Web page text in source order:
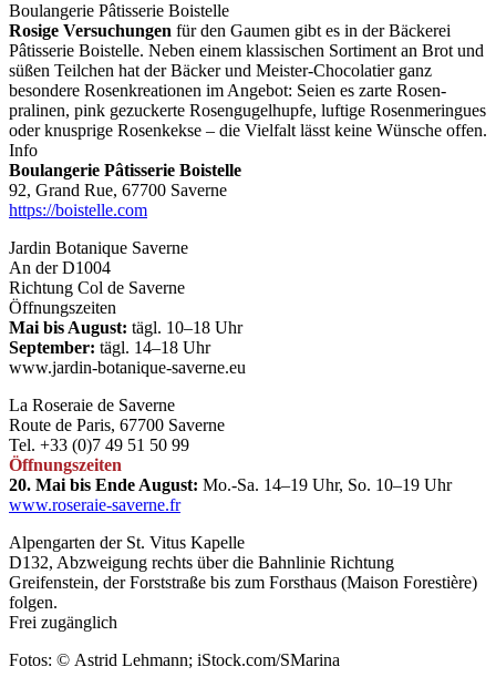
Boulangerie Pâtisserie Boistelle
Rosige Versuchungen für den Gaumen gibt es in der Bäckerei
Pâtisserie Boistelle. Neben einem klassischen Sortiment an Brot und
süßen Teilchen hat der Bäcker und Meister-­Chocolatier ganz
besondere Rosenkreationen im Angebot: Seien es zarte Rosen­
pralinen, pink gezuckerte Rosengugelhupfe, luftige Rosenmeringues
oderknusprige Rosenkekse – die Vielfalt lässt keine Wünsche offen.
Info
Boulangerie Pâtisserie Boistelle
92, Grand Rue, 67700 Saverne
https://boistelle.com
Jardin Botanique Saverne
An der D1004
Richtung Col de Saverne
Öffnungszeiten
Mai bis August: tägl. 10–18 Uhr
September: tägl. 14–18 Uhr
www.jardin-botanique-saverne.eu
La Roseraie de Saverne
Route de Paris, 67700 Saverne
Tel. +33 (0)7 49 51 50 99
Öffnungszeiten
20. Mai bis Ende August: Mo.-Sa. 14–19 Uhr, So. 10–19 Uhr
www.roseraie-saverne.fr
Alpengarten der St. Vitus Kapelle
D132, Abzweigung rechts über die Bahnlinie Richtung
Greifenstein, der Forststraße bis zum Forsthaus (Maison Forestière)
folgen.
Frei zugänglich
Fotos: © Astrid Lehmann; iStock.com/SMarina